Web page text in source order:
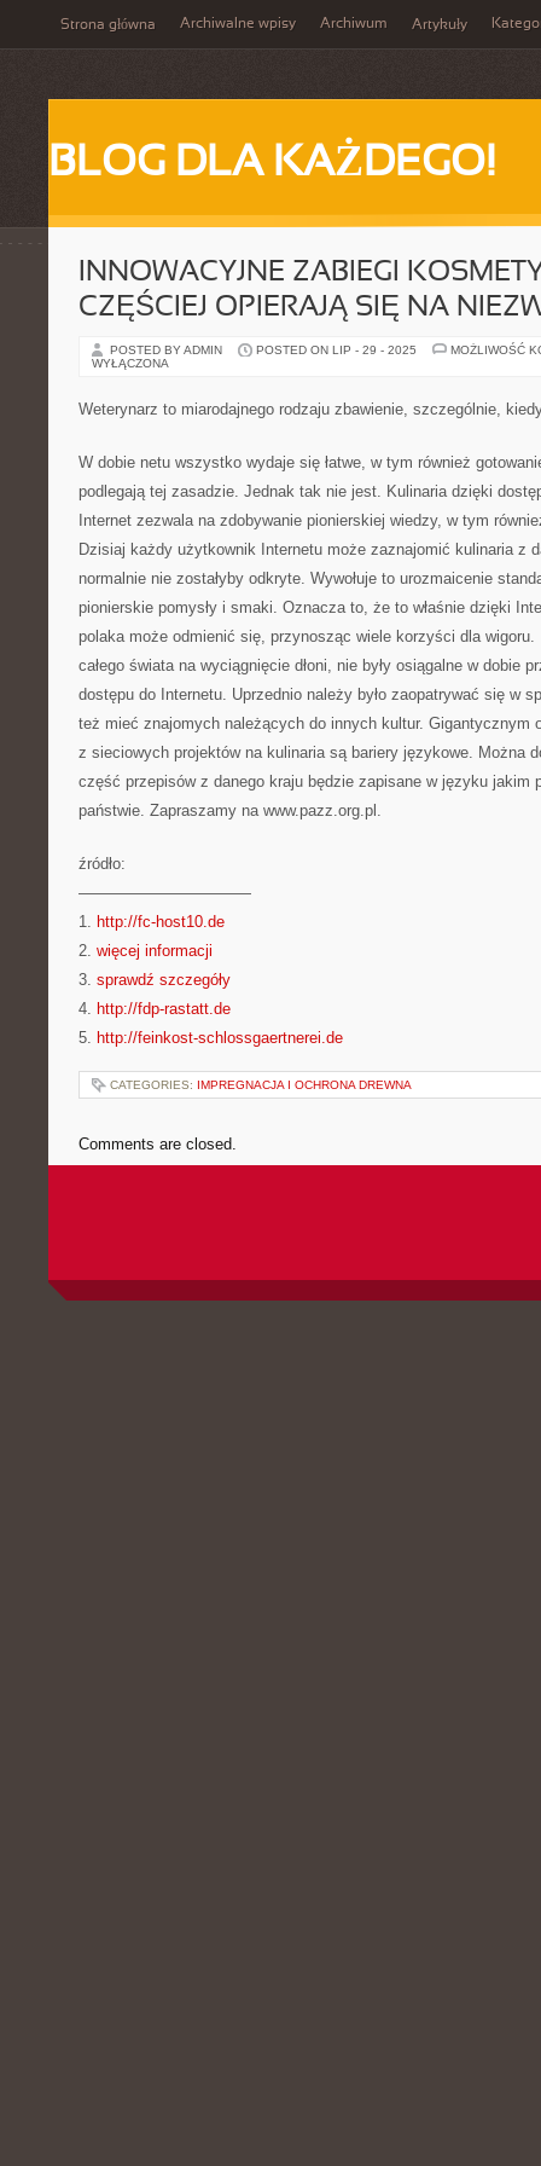
Strona główna Archiwalne wpisy Archiwum Artykuły
BLOG DLA KAŻDEGO!
INNOWACYJNE ZABIEGI
CZĘŚCIEJ OPIERAJĄ SIĘ NA
POSTED BY ADMIN POSTED ON LIP - 29 - 2025
MOŻLIWOŚĆ
WYŁĄCZONA
Weterynarz to miarodajnego rodzaju zbawienie, szczególnie,
W dobie netu wszystko wydaje się łatwe, w tym również
podlegają tej zasadzie. Jednak tak nie jest. Kulinaria dzięki
Internet zezwala na zdobywanie pionierskiej wiedzy, w tym
Dzisiaj każdy użytkownik Internetu może zaznajomić kulinaria z
normalnie nie zostałyby odkryte. Wywołuje to urozmaicenie
pionierskie pomysły i smaki. Oznacza to, że to właśnie dzięki
polaka może odmienić się, przynosząc wiele korzyści dla
całego świata na wyciągnięcie dłoni, nie były osiągalne w dobie
dostępu do Internetu. Uprzednio należy było zaopatrywać się w
też mieć znajomych należących do innych kultur. Gigantycznym
z sieciowych projektów na kulinaria są bariery językowe. Można
część przepisów z danego kraju będzie zapisane w języku jakim
państwie. Zapraszamy na www.pazz.org.pl.
źródło:
———————————
1. http://fc-host10.de
2. więcej informacji
3. sprawdź szczegóły
4. http://fdp-rastatt.de
5. http://feinkost-schlossgaertnerei.de
CATEGORIES: IMPREGNACJA I OCHRONA DREWNA
Comments are closed.